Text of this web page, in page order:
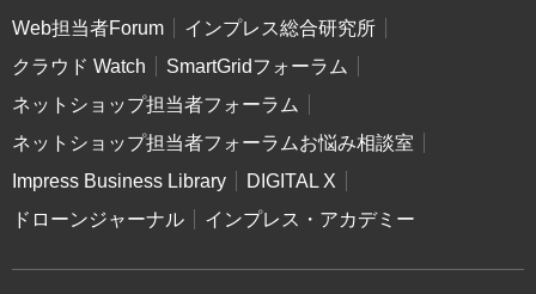
Web担当者Forum
インプレス総合研究所
クラウド Watch
SmartGridフォーラム
ネットショップ担当者フォーラム
ネットショップ担当者フォーラムお悩み相談室
Impress Business Library
DIGITAL X
ドローンジャーナル
インプレス・アカデミー